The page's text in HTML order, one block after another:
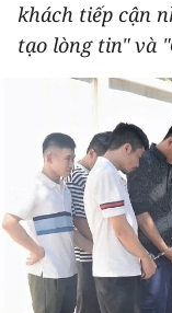
DU LỊCH
THẾ GIỚI
THỂ THAO
GIÁO DỤC
Y TẾ
KHOA HỌC -
khách tiếp cận
tạo lòng tin" và